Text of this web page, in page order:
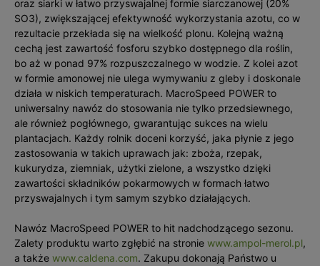
oraz siarki w łatwo przyswajalnej formie siarczanowej (20%
SO3), zwiększającej efektywność wykorzystania azotu, co w
rezultacie przekłada się na wielkość plonu. Kolejną ważną
cechą jest zawartość fosforu szybko dostępnego dla roślin,
bo aż w ponad 97% rozpuszczalnego w wodzie. Z kolei azot
w formie amonowej nie ulega wymywaniu z gleby i doskonale
działa w niskich temperaturach. MacroSpeed POWER to
uniwersalny nawóz do stosowania nie tylko przedsiewnego,
ale również pogłównego, gwarantując sukces na wielu
plantacjach. Każdy rolnik doceni korzyść, jaka płynie z jego
zastosowania w takich uprawach jak: zboża, rzepak,
kukurydza, ziemniak, użytki zielone, a wszystko dzięki
zawartości składników pokarmowych w formach łatwo
przyswajalnych i tym samym szybko działających.
Nawóz MacroSpeed POWER to hit nadchodzącego sezonu.
Zalety produktu warto zgłębić na stronie www.ampol-merol.pl,
a także www.caldena.com. Zakupu dokonają Państwo u